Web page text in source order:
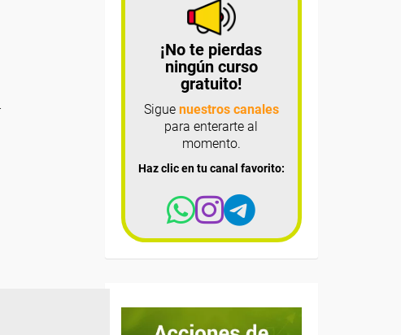
¡No te pierdas
ningún curso
gratuito!
Sigue nuestros canales
para enterarte al
momento.
Haz clic en tu canal favorito: